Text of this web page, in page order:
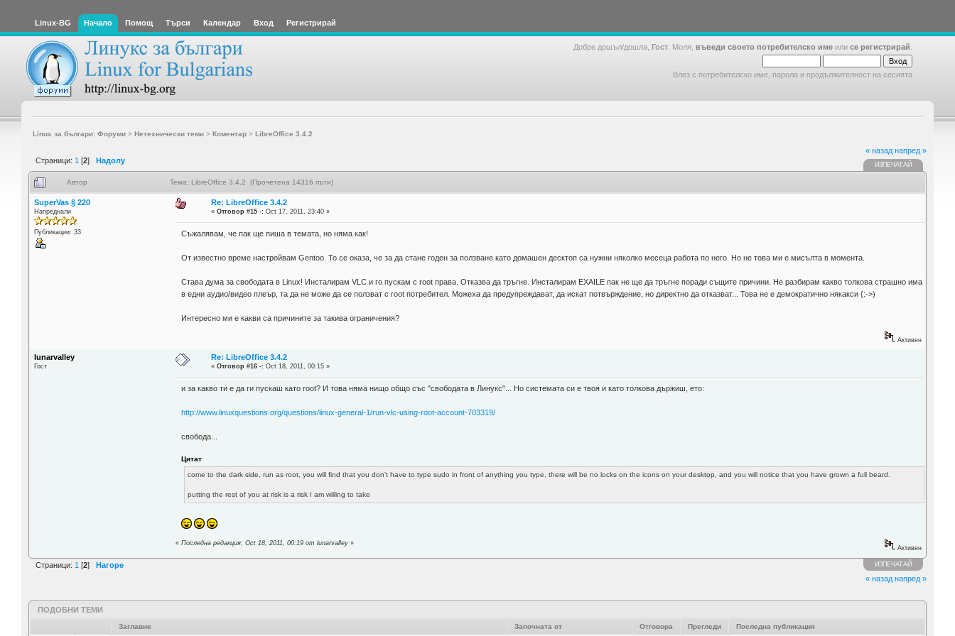
Linux-BG Начало Помощ Търси Календар Вход Регистрирай
Добре дошъл/дошла, Гост . Моля, въведи своето потребителско име или се регистрирай
Влез с потребителско име, парола и продължителност на сесията
Linux за българи: Форуми> Нетехнически теми> Коментар> LibreOffice 3.4.2
Страници: 1 [2] Надолу
« назад напред »
ИЗПЕЧАТАЙ
Автор Тема: LibreOffice 3.4.2 (Прочетена 14316 пъти)
SuperVas § 220
Напреднали
Публикации: 33
Re: LibreOffice 3.4.2
«Отговор #15 -: Oct 17, 2011, 23:40 »
Съжалявам, че пак ще пиша в темата, но няма как!
От известно време настройвам Gentoo. То се оказа, че за да стане годен за ползване като домашен десктоп са нужни няколко месеца работа по него. Но не това ми е мисълта в момента.
Става дума за свободата в Linux! Инсталирам VLC и го пускам с root права. Отказва да тръгне. Инсталирам EXAILE пак не ще да тръгне поради същите причини. Не разбирам какво толкова страшно има
в едни аудио/видео плеър, та да не може да се ползват с root потребител. Можеха да предупреждават, да искат потвърждение, но директно да отказват... Това не е демократично някакси {:->)
Интересно ми е какви са причините за такива ограничения?
Активен
lunarvalley
Гост
Re: LibreOffice 3.4.2
«Отговор #16 -: Oct 18, 2011, 00:15 »
и за какво ти е да ги пускаш като root? И това няма нищо общо със "свободата в Линукс"... Но системата си е твоя и като толкова държиш, ето:
http://www.linuxquestions.org/questions/linux-general-1/run-vlc-using-root-account-703319/
свобода...
Цитат
come to the dark side, run as root, you will find that you don't have to type sudo in front of anything you type, there will be no locks on the icons on your desktop, and you will notice that you have grown a full beard.
putting the rest of you at risk is a risk I am willing to take
«Последна редакция: Oct 18, 2011, 00:19 от lunarvalley »
Активен
Страници: 1 [2] Нагоре ИЗПЕЧАТАЙ
« назад напред »
ПОДОБНИ ТЕМИ
Заглавие Започната от Отговора Прегледи Последна публикация